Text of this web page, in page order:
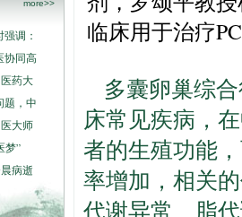
more>>
调：
协同高
药大
题，中
大师
梦”
病逝
临床用于治疗
多囊卵巢综合
床常见疾病，
者的生殖功能
率增加，相关
代谢异常、脂